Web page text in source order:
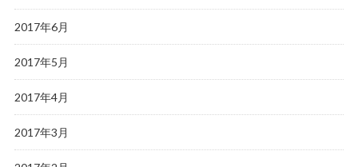
2017年6月
2017年5月
2017年4月
2017年3月